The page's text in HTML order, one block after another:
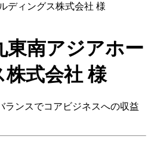
ディングス株式会社 様
東南アジアホー
式会社 様
ランスでコアビジネスへの収益